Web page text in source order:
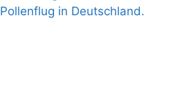
Pollenflug in Deutschland.